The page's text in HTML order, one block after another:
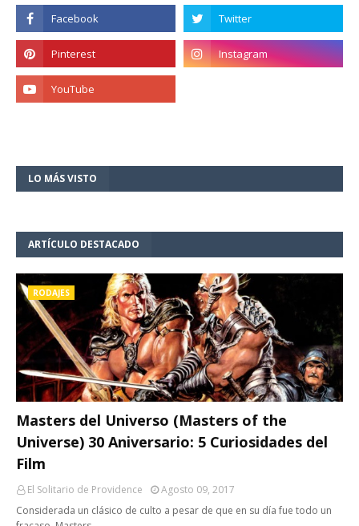
LO MÁS VISTO
ARTÍCULO DESTACADO
RODAJES
Masters del Universo (Masters of the
Universe) 30 Aniversario: 5 Curiosidades del
Film
El Solitario de Providence
Agosto 09, 2017
Considerada un clásico de culto a pesar de que en su día fue todo un